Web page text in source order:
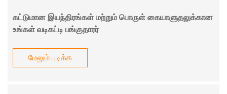
கட்டுமான இயந்திரங்கள் மற்றும் பொருள் கையாளுதலுக்கான
உங்கள் வடிகட்டி பங்குதாரர்
மேலும் படிக்க